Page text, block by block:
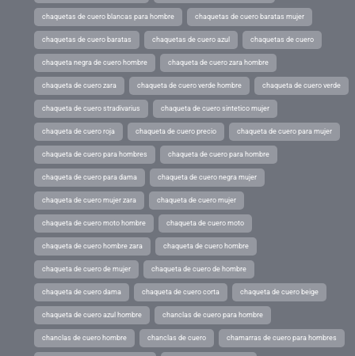
chaquetas de cuero blancas para hombre chaquetas de cuero baratas mujer
chaquetas de cuero baratas chaquetas de cuero azul chaquetas de cuero
chaqueta negra de cuero hombre chaqueta de cuero zara hombre
chaqueta de cuero zara chaqueta de cuero verde hombre chaqueta de cuero verde
chaqueta de cuero stradivarius chaqueta de cuero sintetico mujer
chaqueta de cuero roja chaqueta de cuero precio chaqueta de cuero para mujer
chaqueta de cuero para hombres chaqueta de cuero para hombre
chaqueta de cuero para dama chaqueta de cuero negra mujer
chaqueta de cuero mujer zara chaqueta de cuero mujer
chaqueta de cuero moto hombre chaqueta de cuero moto
chaqueta de cuero hombre zara chaqueta de cuero hombre
chaqueta de cuero de mujer chaqueta de cuero de hombre
chaqueta de cuero dama chaqueta de cuero corta chaqueta de cuero beige
chaqueta de cuero azul hombre chanclas de cuero para hombre
chanclas de cuero hombre chanclas de cuero chamarras de cuero para hombres